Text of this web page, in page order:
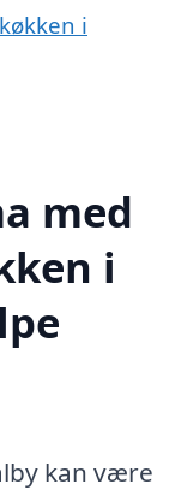
i
med
i
kan være